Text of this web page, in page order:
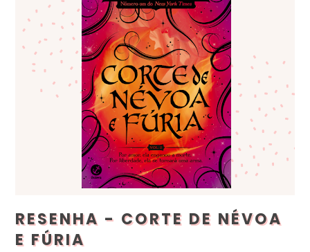
RESENHA - CORTE DE NÉVOA
E FÚRIA